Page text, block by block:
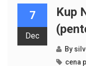
7
Dec
Kup
By
cena